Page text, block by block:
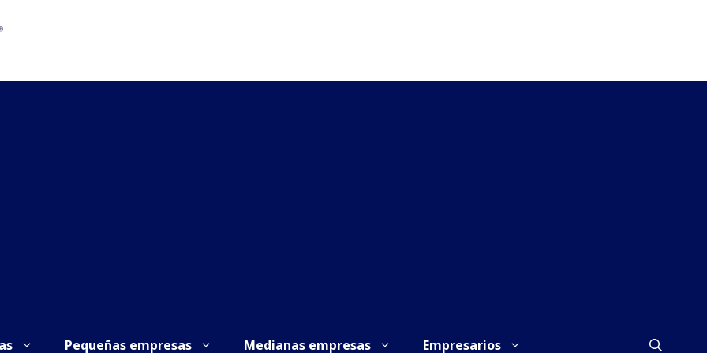
Pequeñas empresas Medianas empresas Empresarios